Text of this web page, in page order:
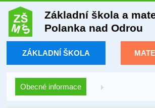
Základní škola a
Polanka nad Odrou
ZÁKLADNÍ ŠKOLA
Obecné informace